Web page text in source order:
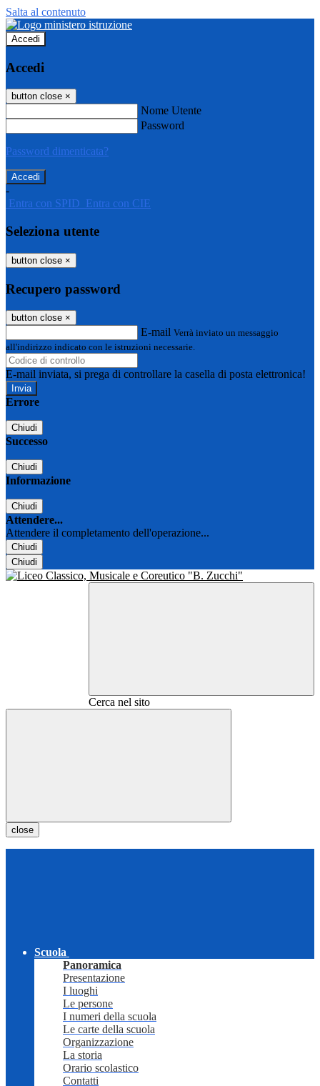
Salta al contenuto
Accedi
Accedi
button close ×
Nome Utente
Password
Password dimenticata?
-
Entra con SPID Entra con CIE
Seleziona utente
button close ×
Recupero password
button close ×
E-mail Verrà inviato un messaggio
all'indirizzo indicato con le istruzioni necessarie.
E-mail inviata, si prega di controllare la casella di posta elettronica!
Errore
Chiudi
Successo
Chiudi
Informazione
Chiudi
Attendere...
Attendere il completamento dell'operazione...
Chiudi
Chiudi
Cerca nel sito
close
Scuola
Panoramica
Presentazione
I luoghi
Le persone
I numeri della scuola
Le carte della scuola
Organizzazione
La storia
Orario scolastico
Contatti